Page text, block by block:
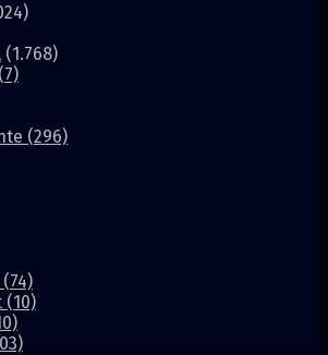
(1.768)
(7)
(296)
(74)
(10)